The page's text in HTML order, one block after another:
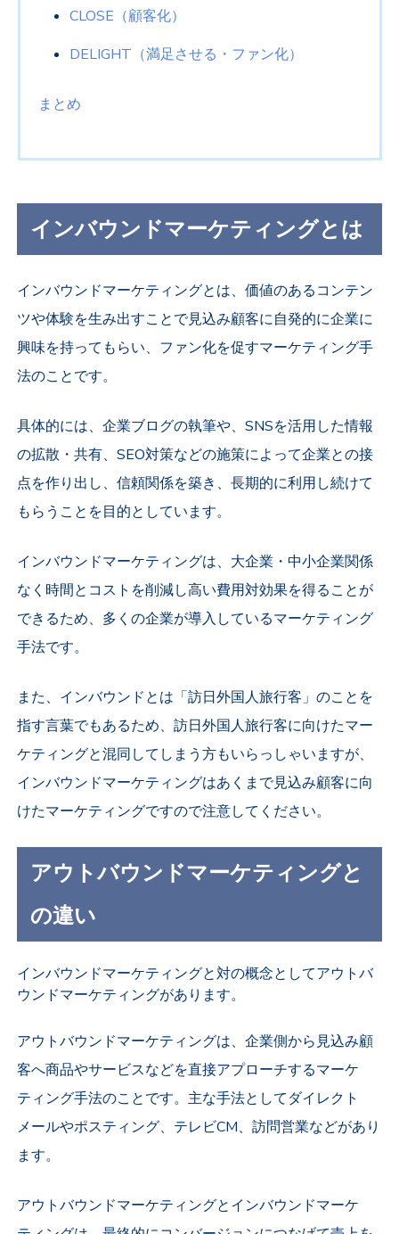
CLOSE（顧客化）
DELIGHT（満足させる・ファン化）
まとめ
インバウンドマーケティングとは
インバウンドマーケティングとは、価値のあるコンテン
ツや体験を生み出すことで見込み顧客に自発的に企業に
興味を持ってもらい、ファン化を促すマーケティング手
法のことです。
具体的には、企業ブログの執筆や、SNSを活用した情報
の拡散・共有、SEO対策などの施策によって企業との接
点を作り出し、信頼関係を築き、長期的に利用し続けて
もらうことを目的としています。
インバウンドマーケティングは、大企業・中小企業関係
なく時間とコストを削減し高い費用対効果を得ることが
できるため、多くの企業が導入しているマーケティング
手法です。
また、インバウンドとは「訪日外国人旅行客」のことを
指す言葉でもあるため、訪日外国人旅行客に向けたマー
ケティングと混同してしまう方もいらっしゃいますが、
インバウンドマーケティングはあくまで見込み顧客に向
けたマーケティングですので注意してください。
アウトバウンドマーケティングと
の違い
インバウンドマーケティングと対の概念としてアウトバ
ウンドマーケティングがあります。
アウトバウンドマーケティングは、企業側から見込み顧
客へ商品やサービスなどを直接アプローチするマーケ
ティング手法のことです。主な手法としてダイレクト
メールやポスティング、テレビCM、訪問営業などがあり
ます。
アウトバウンドマーケティングとインバウンドマーケ